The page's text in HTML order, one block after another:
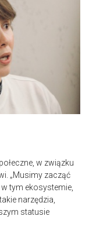
w związku
„Musimy zacząć
tym ekosystemie,
narzędzia,
statusie